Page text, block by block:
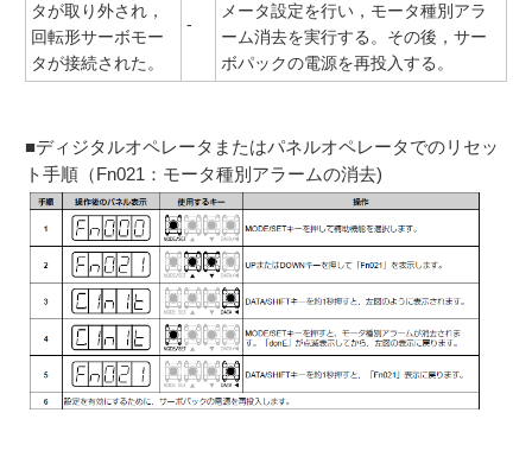
タが取り外され，
回転形サーボモー
タが接続された。
-
メータ設定を行い，モータ種別アラ
ーム消去を実行する。その後，サー
ボパックの電源を再投入する。
■ディジタルオペレータまたはパネルオペレータでのリセッ
ト手順（Fn021：モータ種別アラームの消去)